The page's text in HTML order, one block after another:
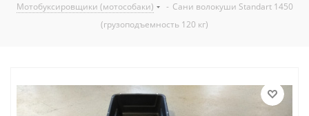
Мотобуксировщики (мотособаки)
- Сани волокуши Standart 1450
(грузоподъемность 120 кг)